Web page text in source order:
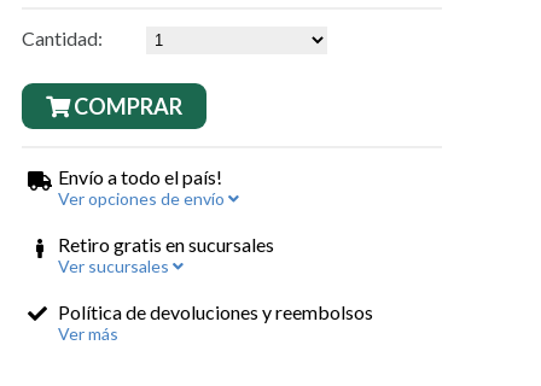
Cantidad:
COMPRAR
Envío a todo el país!
Ver opciones de envío
Retiro gratis en sucursales
Ver sucursales
Política de devoluciones y reembolsos
Ver más